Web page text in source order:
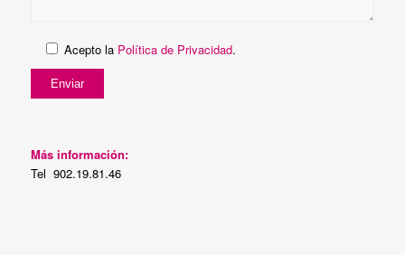
Acepto la Política de Privacidad.
Más información:
Tel 902.19.81.46